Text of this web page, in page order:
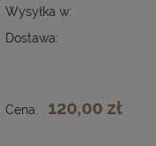
Wysyłka w:
Dostawa:
Cena: 120,00 zł